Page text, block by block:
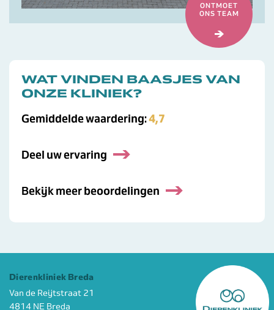
ONTMOET
ONS TEAM
WAT VINDEN BAASJES VAN
ONZE KLINIEK?
Gemiddelde waardering:4,7
Deel uw ervaring
Bekijk meer beoordelingen
Dierenkliniek Breda
Van de Reijtstraat 21
4814 NE Breda